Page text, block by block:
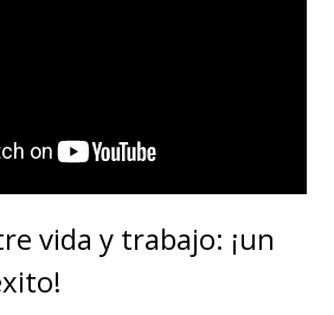
vida y trabajo: ¡un